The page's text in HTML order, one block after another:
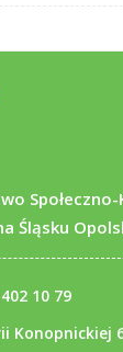
Śląsku
10 79
Konopnickiej